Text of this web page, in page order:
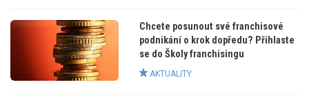
Chcete posunout své franchisové
podnikání o krok dopředu? Přihlaste
se do Školy franchisingu
AKTUALITY